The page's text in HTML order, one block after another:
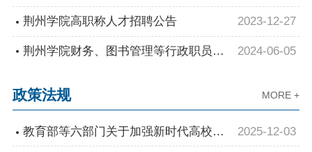
荆州学院高职称人才招聘公告 2023-12-27
荆州学院财务、图书管理等行政职员招 2024-06-05
政策法规 MORE +
教育部等六部门关于加强新时代高校青 2025-12-03